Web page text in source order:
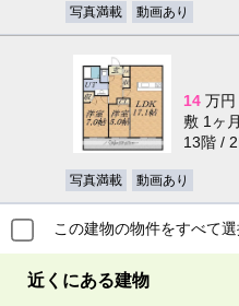
写真満載 動画あり
14 万円
敷 1ヶ
13階 /
写真満載 動画あり
この建物の物件をすべて選
近くにある建物